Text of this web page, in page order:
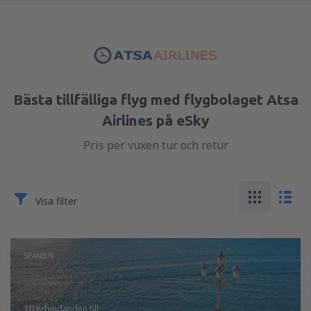
Bästa tillfälliga flyg med flygbolaget Atsa
Airlines på eSky
Pris per vuxen tur och retur
Visa filter
SPANIEN
10 erbjudanden till